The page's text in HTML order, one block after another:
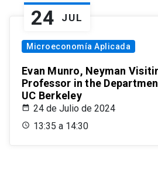
24 JUL
Microeconomía Aplicada
Evan Munro, Neyman
Professor in the
UC Berkeley
24 de Julio de 2024
13:35 a 14:30